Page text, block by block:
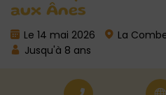
aux Ânes
Le 14 mai 2026
La
Jusqu'à 8 ans